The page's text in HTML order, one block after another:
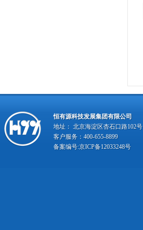
恒有源科技发展集团有限公司
地址： 北京海淀区杏石口路102号
客户服务：400-655-8899
备案编号:京ICP备12033248号